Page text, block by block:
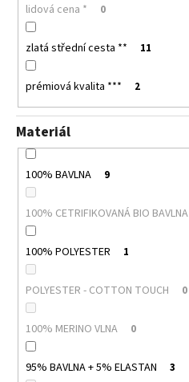
lidová cena * 0
zlatá střední cesta ** 11
prémiová kvalita *** 2
Materiál
100% BAVLNA 9
100% CETRIFIKOVANÁ BIO BAVLNA
100% POLYESTER 1
POLYESTER - COTTON TOUCH 0
100% MERINO VLNA 0
95% BAVLNA + 5% ELASTAN 3